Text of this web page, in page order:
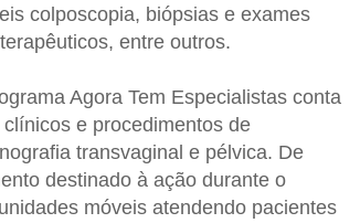
colposcopia, biópsias e exames
entre outros.
Agora Tem Especialistas conta
e procedimentos de
transvaginal e pélvica. De
destinado à ação durante o
móveis atendendo pacientes